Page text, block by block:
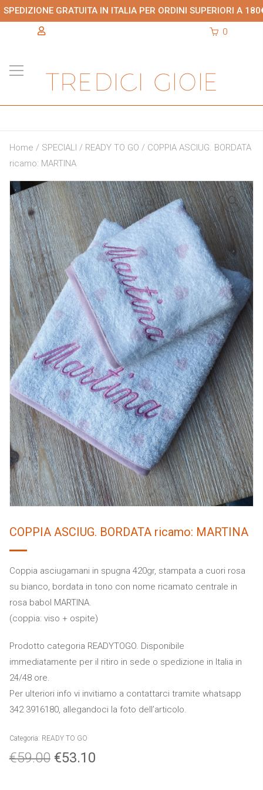
SPEDIZIONE GRATUITA IN ITALIA PER ORDINI SUPERIORI A
0
Home / SPECIALI / READY TO GO / COPPIA ASCIUG. BORDATA
ricamo: MARTINA
COPPIA ASCIUG. BORDATA ricamo: MARTINA
Coppia asciugamani in spugna 420gr, stampata a cuori rosa
su bianco, bordata in tono con nome ricamato centrale in
rosa babol MARTINA.
(coppia: viso + ospite)
Prodotto categoria READYTOGO. Disponibile
immediatamente per il ritiro in sede o spedizione in Italia in
24/48 ore.
Per ulteriori info vi invitiamo a contattarci tramite whatsapp
342 3916180, allegandoci la foto dell’articolo.
Categoria: READY TO GO
€59.00 €53.10